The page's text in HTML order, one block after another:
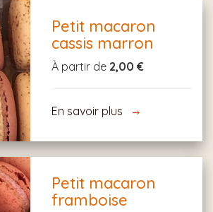
Petit macaron
cassis marron
À partir de 2,00 €
En savoir plus
Petit macaron
framboise